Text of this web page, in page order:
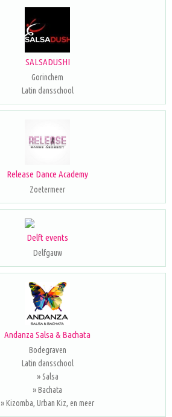
SALSADUSHI
Gorinchem
Latin dansschool
Release Dance Academy
Zoetermeer
Delft events
Delfgauw
Andanza Salsa & Bachata
Bodegraven
Latin dansschool
» Salsa
» Bachata
» Kizomba, Urban Kiz, en meer